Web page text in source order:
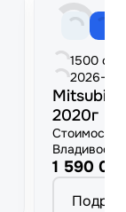
1500 cm
2026-
2020г
Стоимость
1 590